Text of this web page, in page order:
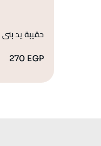
حقيبة يد بنى
270 EGP